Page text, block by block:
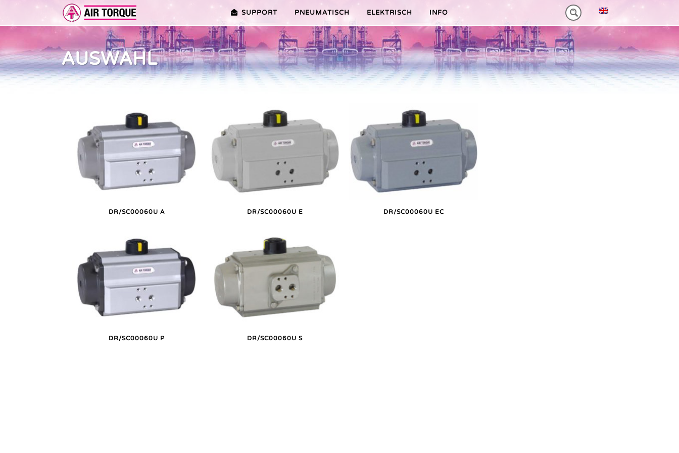
SUPPORT PNEUMATISCH
DOKUMENTATION VORTEILE EDITION 2010 VORTEILE HEAVY-DUTY
ELEKTRISCH
ERWEITERUNGEN ER PREMIER-SERIE (20-100NM)
VORTEILE ER PLUS-SERIE
VRX/VSX/VTX-SERIE (25-1000NM)
VORTEILE V-SERIE
VORTEILE VT PLUS-SERIE
MT-SERIE (25-75NM)
INFO
AUSWAHL
DR/SC00060U A DR/SC00060U E DR/SC00060U EC
DR/SC00060U P DR/SC00060U S